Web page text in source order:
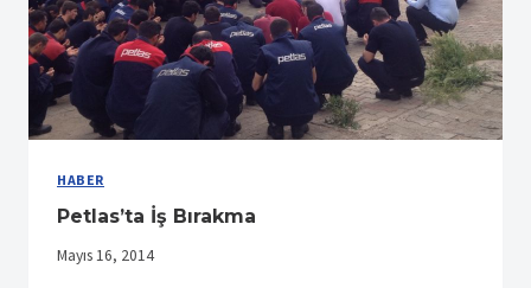
HABER
Petlas’ta İş Bırakma
Mayıs 16, 2014